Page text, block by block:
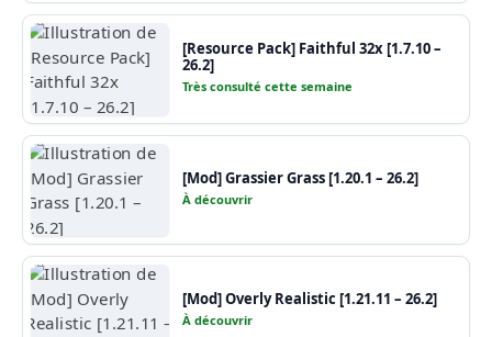
[Resource Pack] Faithful 32x [1.7.10 –
26.2]
Très consulté cette semaine
[Mod] Grassier Grass [1.20.1 – 26.2]
À découvrir
[Mod] Overly Realistic [1.21.11 – 26.2]
À découvrir